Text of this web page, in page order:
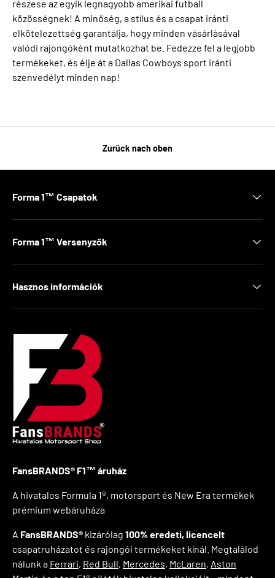
részese az egyik legnagyobb amerikai futball
közösségnek! A minőség, a stílus és a csapat iránti
elkötelezettség garantálja, hogy minden vásárlásával
valódi rajongóként mutatkozhat be. Fedezze fel a legjobb
termékeket, és élje át a Dallas Cowboys sport iránti
szenvedélyt minden nap!
Zurück nach oben
Forma 1™ Csapatok
Forma 1™ Versenyzők
Hasznos információk
FansBRANDS® F1™ áruház
A hivatalos Formula 1®, motorsport és New Era termékek
prémium webáruháza
A FansBRANDS® kizárólag 100% eredeti, licencelt
csapatruházatot és rajongói termékeket kínál. Megtalálod
nálunk a Ferrari, Red Bull, Mercedes, McLaren, Aston